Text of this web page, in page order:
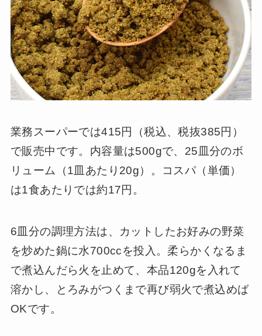
業務スーパーでは415円（税込、税抜385円）
で販売中です。内容量は500gで、25皿分のボ
リューム（1皿あたり20g）。コスパ（単価）
は1食あたりでは約17円。
6皿分の調理方法は、カットしたお好みの野菜
を炒めた鍋に水700ccを投入。柔らかくなるま
で煮込んだら火を止めて、本品120gを入れて
溶かし、とろみがつくまで再び弱火で煮込めば
OKです。